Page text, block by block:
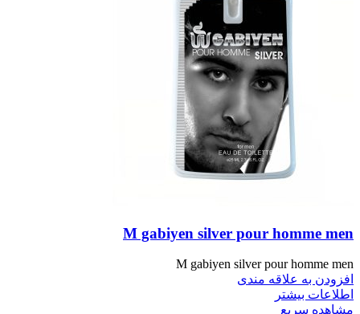
M gabiyen silver pour homme men
M gabiyen silver pour homme men
افزودن به علاقه مندی
اطلاعات بیشتر
مشاهده سریع